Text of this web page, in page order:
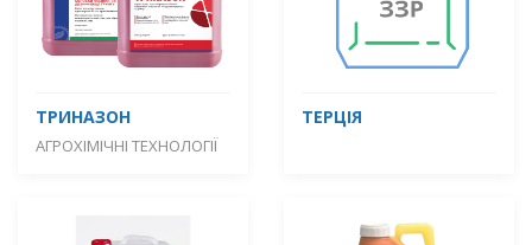
ТРИНАЗОН
АГРОХІМІЧНІ ТЕХНОЛОГІЇ
ТЕРЦІЯ